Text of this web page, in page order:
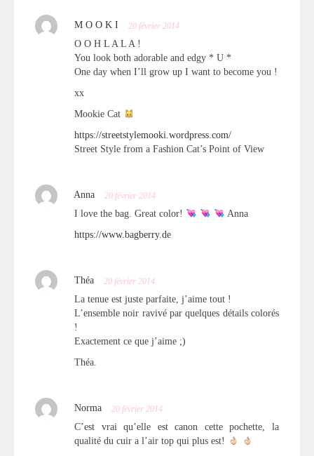
M O O K I 20 février 2014
O O H L A L A !
You look both adorable and edgy * U *
One day when I’ll grow up I want to become you !
xx
Mookie Cat
https://streetstylemooki.wordpress.com/
Street Style from a Fashion Cat’s Point of View
Anna 20 février 2014
I love the bag. Great color!
Anna
https://www.bagberry.de
Théa 20 février 2014
La tenue est juste parfaite, j’aime tout !
L’ensemble noir ravivé par quelques détails colorés
!
Exactement ce que j’aime ;)
Théa.
Norma 20 février 2014
C’est vrai qu’elle est canon cette pochette, la
qualité du cuir a l’air top qui plus est!